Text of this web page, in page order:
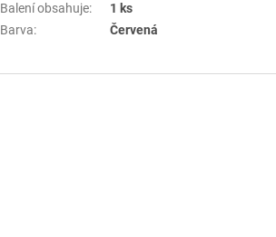
Balení obsahuje:
1 ks
Barva: Červená